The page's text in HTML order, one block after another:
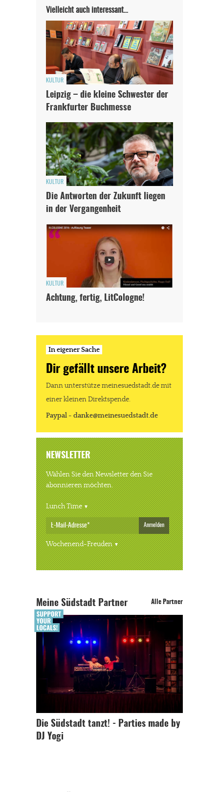
Vielleicht auch interessant…
KULTUR
Leipzig – die kleine Schwester der
Frankfurter Buchmesse
KULTUR
Die Antworten der Zukunft liegen
in der Vergangenheit
KULTUR
Achtung, fertig, LitCologne!
In eigener Sache
Dir gefällt unsere Arbeit?
Dann unterstütze meinesuedstadt.de mit
einer kleinen Direktspende.
Paypal - danke@meinesuedstadt.de
NEWSLETTER
Wählen Sie den Newsletter den Sie
abonnieren möchten.
Lunch Time
Anmelden
Wochenend-Freuden
Meine Südstadt Partner Alle Partner
Die Südstadt tanzt! - Parties made by
DJ Yogi